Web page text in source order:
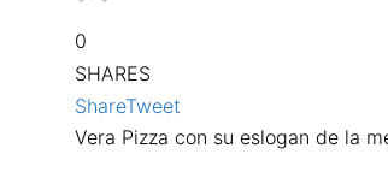
0
SHARES
ShareTweet
Vera Pizza con su eslogan de la